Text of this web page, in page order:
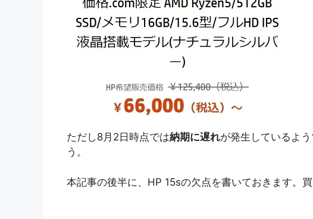
ただし8月2日時点では納期に遅れが発生しているよ
う。
本記事の後半に、HP 15sの欠点を書いておきます。